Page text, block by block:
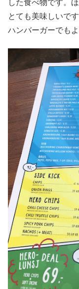
した食べ物です。
とても美味しいで
ハンバーガーでも